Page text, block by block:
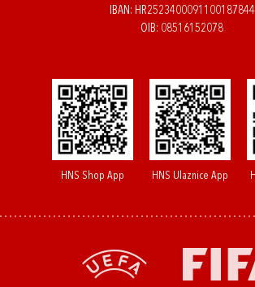
IBAN: HR2523400091100187844
OIB: 08516152078
HNS Shop App HNS Ulaznice App